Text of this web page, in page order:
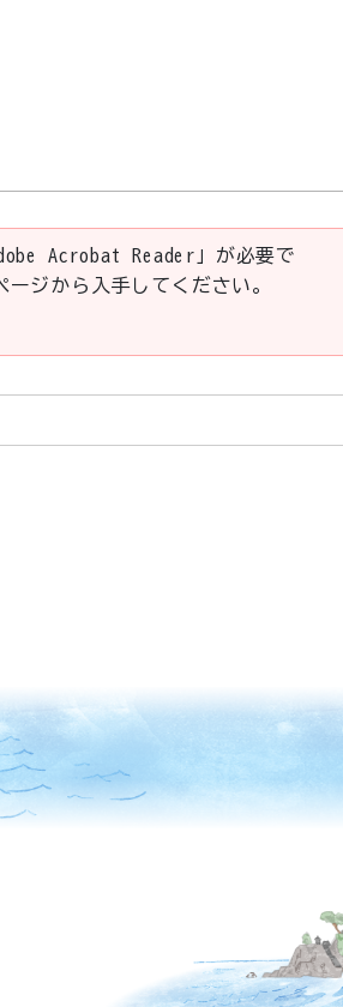
Acrobat Reader」が必要で
ジから入手してください。